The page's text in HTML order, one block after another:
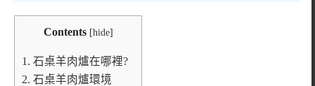
Contents [hide]
1. 石桌羊肉爐在哪裡?
2. 石桌羊肉爐環境